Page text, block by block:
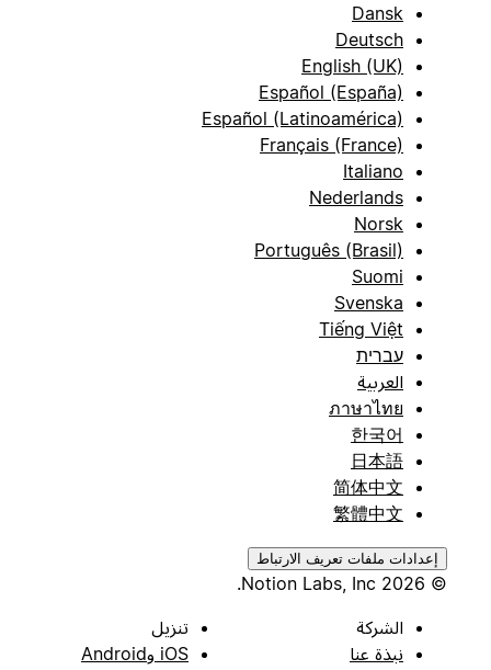
Dansk
Deutsch
English (UK)
Español (España)
Español (Latinoamérica)
Français (France)
Italiano
Nederlands
Norsk
Português (Brasil)
Suomi
Svenska
Tiếng Việt
עברית
العربية
ภาษาไทย
한국어
日本語
简体中文
繁體中文
إعدادات ملفات تعريف الارتباط
الشركة
نبذة عنا
تنزيل
iOS وAndroid